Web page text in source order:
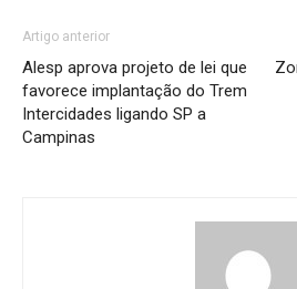
Artigo anterior
Alesp aprova projeto de lei que
favorece implantação do Trem
Intercidades ligando SP a
Campinas